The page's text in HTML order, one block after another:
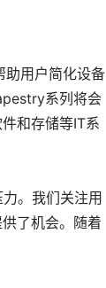
助用户简化设备
系列将会
和存储等IT系
。我们关注用
了机会。随着